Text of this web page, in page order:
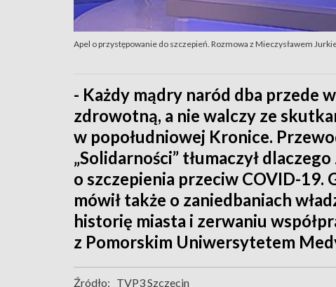
Apel o przystępowanie do szczepień. Rozmowa z Mieczysławem
- Każdy mądry naród dba przede
zdrowotną, a nie walczy ze
w popołudniowej Kronice.
„Solidarności” tłumaczył
o szczepienia przeciw COVID-19.
mówił także o zaniedbaniach
historię miasta i zerwaniu
z Pomorskim Uniwersytetem
Źródło: TVP3 Szczecin